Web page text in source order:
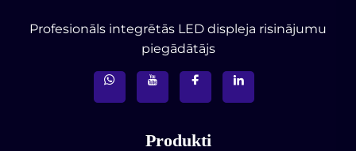
Profesionāls integrētās LED displeja risinājumu
piegādātājs
Produkti